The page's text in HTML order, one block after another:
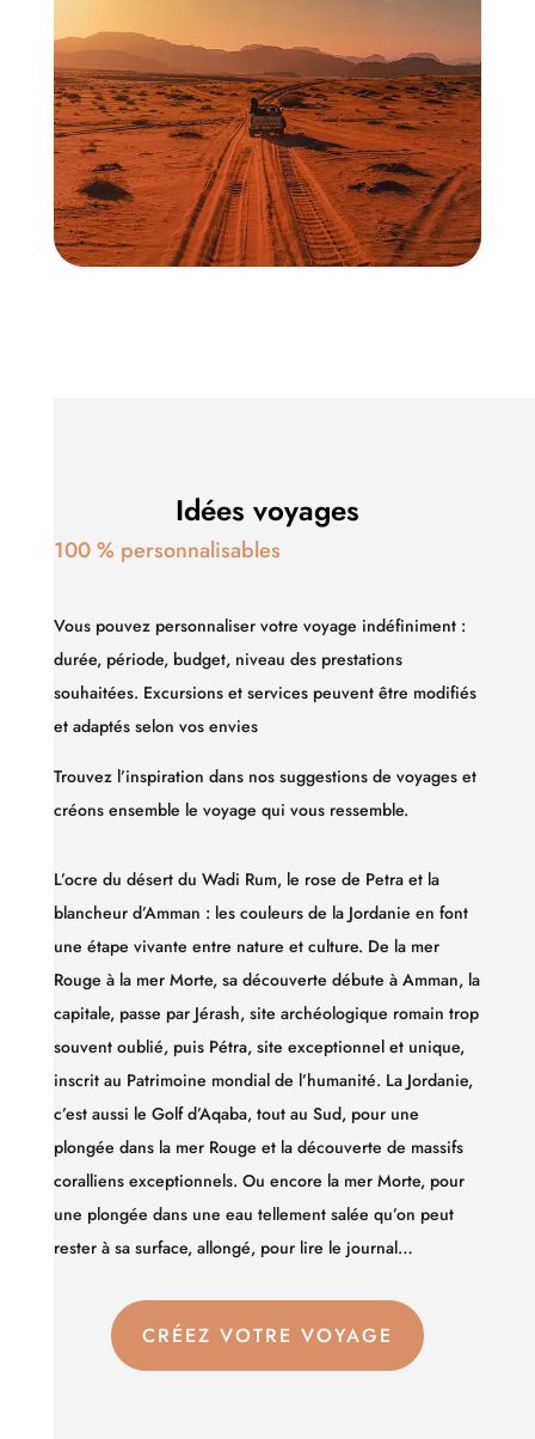
Idées voyages
100 % personnalisables
Vous pouvez personnaliser votre voyage indéfiniment :
durée, période, budget, niveau des prestations
souhaitées. Excursions et services peuvent être modifiés
et adaptés selon vos envies
Trouvez l’inspiration dans nos suggestions de voyages et
créons ensemble le voyage qui vous ressemble.
L’ocre du désert du Wadi Rum, le rose de Petra et la
blancheur d’Amman : les couleurs de la Jordanie en font
une étape vivante entre nature et culture. De la mer
Rouge à la mer Morte, sa découverte débute à Amman, la
capitale, passe par Jérash, site archéologique romain trop
souvent oublié, puis Pétra, site exceptionnel et unique,
inscrit au Patrimoine mondial de l’humanité. La Jordanie,
c’est aussi le Golf d’Aqaba, tout au Sud, pour une
plongée dans la mer Rouge et la découverte de massifs
coralliens exceptionnels. Ou encore la mer Morte, pour
une plongée dans une eau tellement salée qu’on peut
rester à sa surface, allongé, pour lire le journal…
CRÉEZ VOTRE VOYAGE